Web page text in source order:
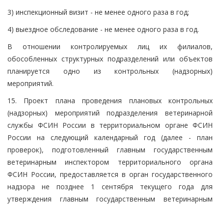
3) инспекционный визит - не менее одного раза в год;
4) выездное обследование - не менее одного раза в год.
В отношении контролируемых лиц их филиалов,
обособленных структурных подразделений или объектов
планируется одно из контрольных (надзорных)
мероприятий.
15. Проект плана проведения плановых контрольных
(надзорных) мероприятий подразделения ветеринарной
службы ФСИН России в территориальном органе ФСИН
России на следующий календарный год (далее - план
проверок), подготовленный главным государственным
ветеринарным инспектором территориального органа
ФСИН России, предоставляется в орган государственного
надзора не позднее 1 сентября текущего года для
утверждения главным государственным ветеринарным